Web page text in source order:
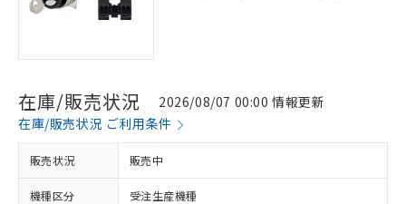
在庫/販売状況
2026/08/07 00:00 情報更新
在庫/販売状況 ご利用条件
販売状況 販売中
機種区分 受注生産機種